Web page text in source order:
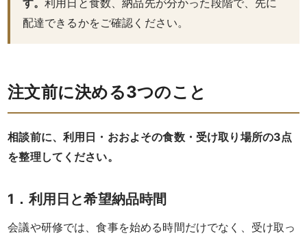
ー
選
た
す。利用日と食数、納品先が分かった段階で、先に
配達できるかをご確認ください。
注文前に決める3つのこと
相談前に、利用日・おおよその食数・受け取り場所の3点
を整理してください。
1．利用日と希望納品時間
会議や研修では、食事を始める時間だけでなく、受け取っ